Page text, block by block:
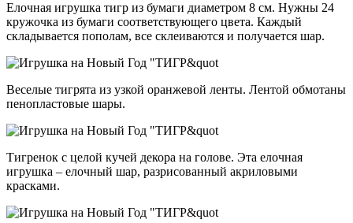
Елочная игрушка тигр из бумаги диаметром 8 см. Нужны 24
кружочка из бумаги соответствующего цвета. Каждый
складывается пополам, все склеиваются и получается шар.
Веселые тигрята из узкой оранжевой ленты. Лентой обмотаны
пенопластовые шары.
Тигренок с целой кучей декора на голове. Эта елочная
игрушка – елочный шар, разрисованный акриловыми
красками.